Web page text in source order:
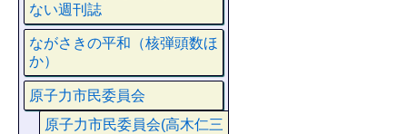
ない週刊誌
ながさきの平和（核弾頭数ほ
か）
原子力市民委員会
原子力市民委員会(高木仁三